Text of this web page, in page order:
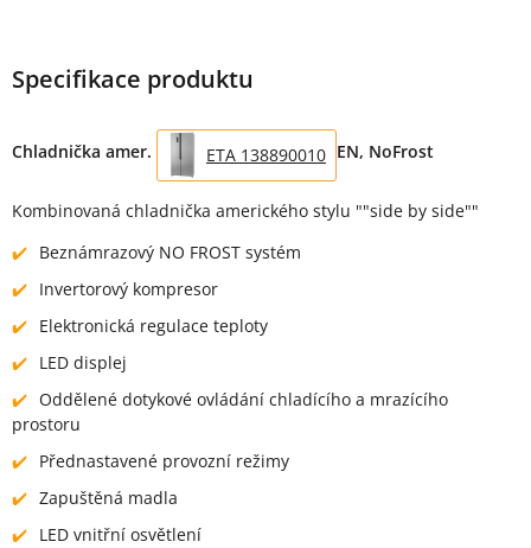
Specifikace produktu
Chladnička amer. ETA 138890010 EN, NoFrost
Kombinovaná chladnička amerického stylu ""side by side""
Beznámrazový NO FROST systém
Invertorový kompresor
Elektronická regulace teploty
LED displej
Oddělené dotykové ovládání chladícího a mrazícího
prostoru
Přednastavené provozní režimy
Zapuštěná madla
LED vnitřní osvětlení